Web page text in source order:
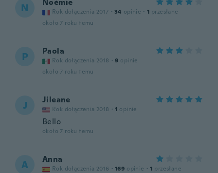
N Noémie
Rok dołączenia 2017 · 34 opinie · 1 przesłane
około 7 roku temu
P Paola
Rok dołączenia 2018 · 9 opinie
około 7 roku temu
J Jileane
Rok dołączenia 2018 · 1 opinie
Bello
około 7 roku temu
A Anna
Rok dołączenia 2016 · 169 opinie · 1 przesłane